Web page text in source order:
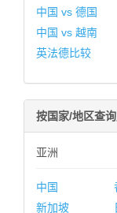
中国 vs 德国
中国 vs 越南
英法德比较
按国家/地区查
亚洲
中国
新加坡